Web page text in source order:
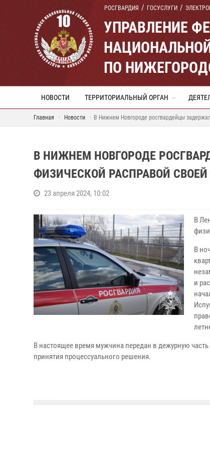
РОСГВАРДИЯ ГОСУСЛУГИ
УПРАВЛЕНИЕ
ПО
НОВОСТИ ТЕРРИТОРИАЛЬНЫЙ ОРГАН
Главная Новости В Нижнем Новгороде росгвардейцы
В НИЖНЕМ НОВГОРОДЕ
ФИЗИЧЕСКОЙ РАСПРАВОЙ СВОЕЙ
23 апреля 2024, 10:02
В
В
и
В настоящее время мужчина передан в дежурную
принятия процессуального решения.